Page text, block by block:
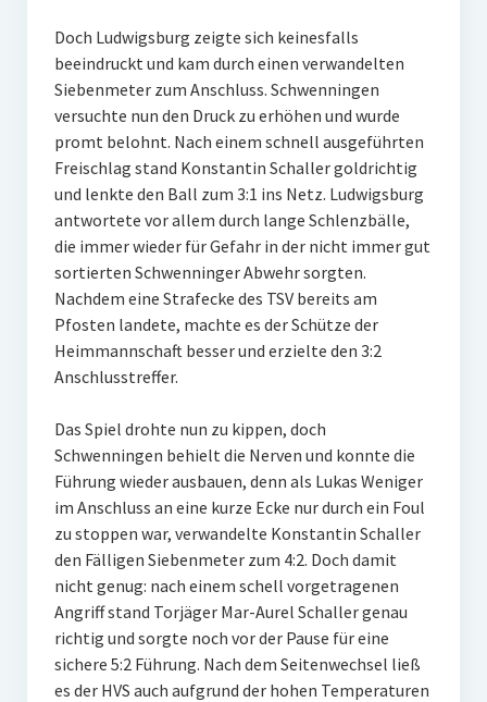
M U18
M U12
Internationale Hallenhockeyturnier
Zocker Reloaded
Galerie
Jugend Sponsoring
Doch Ludwigsburg zeigte sich keinesfalls
beeindruckt und kam durch einen verwandelten
Siebenmeter zum Anschluss. Schwenningen
versuchte nun den Druck zu erhöhen und wurde
promt belohnt. Nach einem schnell ausgeführten
Freischlag stand Konstantin Schaller goldrichtig
und lenkte den Ball zum 3:1 ins Netz. Ludwigsburg
antwortete vor allem durch lange Schlenzbälle,
die immer wieder für Gefahr in der nicht immer gut
sortierten Schwenninger Abwehr sorgten.
Nachdem eine Strafecke des TSV bereits am
Pfosten landete, machte es der Schütze der
Heimmannschaft besser und erzielte den 3:2
Anschlusstreffer.
Das Spiel drohte nun zu kippen, doch
Schwenningen behielt die Nerven und konnte die
Führung wieder ausbauen, denn als Lukas Weniger
im Anschluss an eine kurze Ecke nur durch ein Foul
zu stoppen war, verwandelte Konstantin Schaller
den Fälligen Siebenmeter zum 4:2. Doch damit
nicht genug: nach einem schell vorgetragenen
Angriff stand Torjäger Mar-Aurel Schaller genau
richtig und sorgte noch vor der Pause für eine
sichere 5:2 Führung. Nach dem Seitenwechsel ließ
es der HVS auch aufgrund der hohen Temperaturen